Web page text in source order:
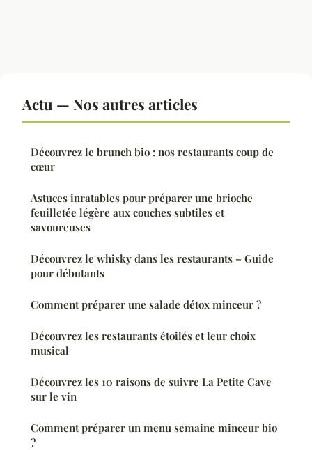
Actu — Nos autres articles
Découvrez le brunch bio : nos restaurants coup de
cœur
Astuces inratables pour préparer une brioche
feuilletée légère aux couches subtiles et
savoureuses
Découvrez le whisky dans les restaurants – Guide
pour débutants
Comment préparer une salade détox minceur ?
Découvrez les restaurants étoilés et leur choix
musical
Découvrez les 10 raisons de suivre La Petite Cave
sur le vin
Comment préparer un menu semaine minceur bio
?